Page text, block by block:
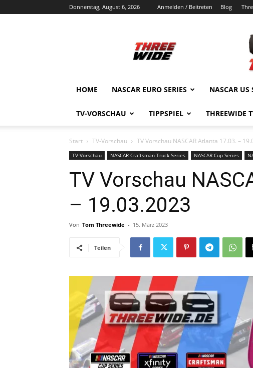
Donnerstag, August 6, 2026 Anmelden / Beitreten Blog
HOME NASCAR EURO SERIES NASCAR US
TV-VORSCHAU TIPPSPIEL THREEWIDE
Start TV-Vorschau TV Vorschau NASCAR Atlanta 17.03. –
TV-Vorschau NASCAR Craftsman Truck Series NASCAR Cup Series
TV Vorschau
– 19.03.2023
Von Tom Threewide - 15. März 2023
Teilen